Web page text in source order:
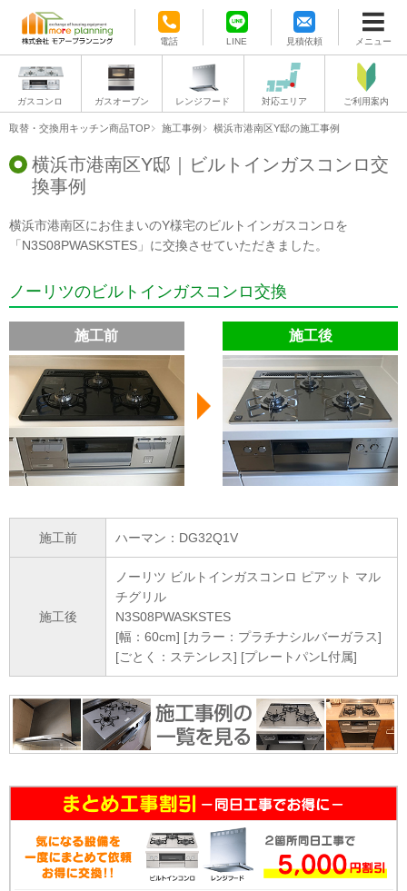
電話 LINE 見積依頼 メニュー
ガスコンロ ガスオーブン レンジフード 対応エリア ご利用案内
取替・交換用キッチン商品TOP 施工事例 横浜市港南区Y邸の施工事例
横浜市港南区Y邸｜ビルトインガスコンロ交
換事例
横浜市港南区にお住まいのY様宅のビルトインガスコンロを
「N3S08PWASKSTES」に交換させていただきました。
ノーリツのビルトインガスコンロ交換
施工前 施工後
施工前 ハーマン：DG32Q1V
施工後
ノーリツ ビルトインガスコンロ ピアット マル
チグリル
N3S08PWASKSTES
[幅：60cm] [カラー：プラチナシルバーガラス]
[ごとく：ステンレス] [プレートパンL付属]